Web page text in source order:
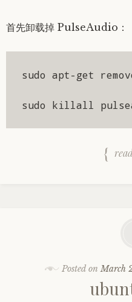
首先卸载掉 PulseAudio：
sudo apt-get
sudo killall
Posted onMarch